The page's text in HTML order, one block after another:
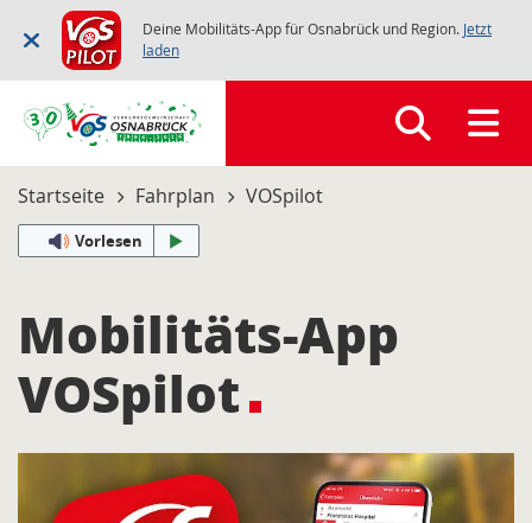
Deine Mobilitäts-App für Osnabrück und Region. Jetzt
laden
Startseite Fahrplan VOSpilot
Vorlesen
Mobilitäts-App
VOSpilot